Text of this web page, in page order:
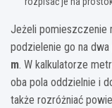
Jeżeli pomieszczenie
podzielenie go na
m. W kalkulatorze
oba pola oddzielnie i
także rozróżniać